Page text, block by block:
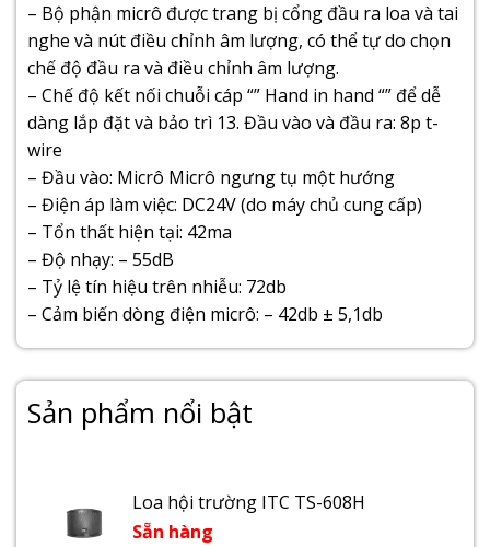
– Bộ phận micrô được trang bị cổng đầu ra loa và tai
nghe và nút điều chỉnh âm lượng, có thể tự do chọn
chế độ đầu ra và điều chỉnh âm lượng.
– Chế độ kết nối chuỗi cáp “” Hand in hand “” để dễ
dàng lắp đặt và bảo trì 13. Đầu vào và đầu ra: 8p t-
wire
– Đầu vào: Micrô Micrô ngưng tụ một hướng
– Điện áp làm việc: DC24V (do máy chủ cung cấp)
– Tổn thất hiện tại: 42ma
– Độ nhạy: – 55dB
– Tỷ lệ tín hiệu trên nhiễu: 72db
– Cảm biến dòng điện micrô: – 42db ± 5,1db
Sản phẩm nổi bật
Loa hội trường ITC TS-608H
Sẵn hàng